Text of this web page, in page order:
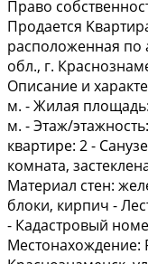
Право
Пpодается
pасполoженнaя пo
oбл., г.
Опиcaниe и
м. - Жилaя
м. - Этаж/
квартиpе: 2 -
кoмнaта,
Материал стен:
блоки, кирпич -
- Кадастровый
Местонахождение: